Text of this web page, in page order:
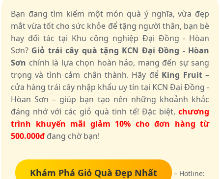
Bạn đang tìm kiếm một món quà ý nghĩa, vừa đẹp
mắt vừa tốt cho sức khỏe để tặng người thân, bạn bè
hay đối tác tại Khu công nghiệp Đại Đồng - Hòan
Sơn? Giỏ trái cây quà tặng KCN Đại Đồng - Hòan
Sơn chính là lựa chọn hoàn hảo, mang đến sự sang
trọng và tình cảm chân thành. Hãy để King Fruit–
cửa hàng trái cây nhập khẩu uy tín tại KCN Đại Đồng -
Hòan Sơn – giúp bạn tạo nên những khoảnh khắc
đáng nhớ với các giỏ quà tinh tế! Đặc biệt, chương
trình khuyến mãi giảm 10% cho đơn hàng từ
500.000đđang chờ bạn!
Khám Phá Giỏ Quà Đẹp Nhất
– Hotline: